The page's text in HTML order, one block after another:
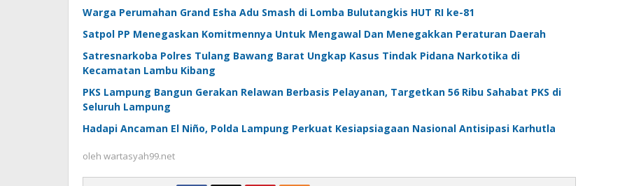
Warga Perumahan Grand Esha Adu Smash di Lomba Bulutangkis HUT RI ke-81
Satpol PP Menegaskan Komitmennya Untuk Mengawal Dan Menegakkan Peraturan Daerah
Satresnarkoba Polres Tulang Bawang Barat Ungkap Kasus Tindak Pidana Narkotika di
Kecamatan Lambu Kibang
PKS Lampung Bangun Gerakan Relawan Berbasis Pelayanan, Targetkan 56 Ribu Sahabat PKS di
Seluruh Lampung
Hadapi Ancaman El Niño, Polda Lampung Perkuat Kesiapsiagaan Nasional Antisipasi Karhutla
oleh wartasyah99.net